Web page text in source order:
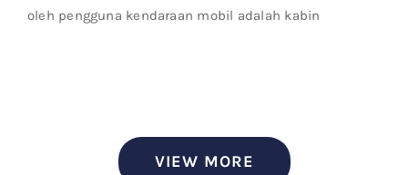
oleh pengguna kendaraan mobil adalah kabin
VIEW MORE